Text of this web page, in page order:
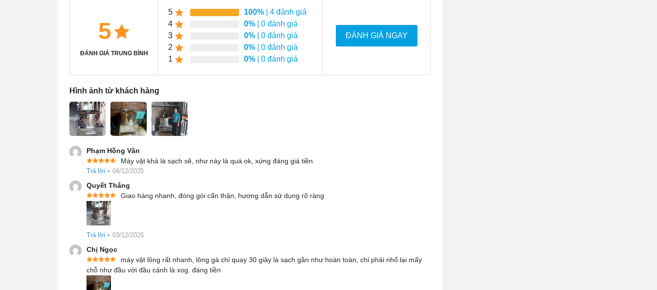
Phân loại Giá thành (VNĐ)
Chỉ từ 5.940.000
55cm
60cm
68cm Chỉ từ 8.100.000
80cm
2. Đầu tư máy đánh lông gà vịt mini nhận được lợi ích gì?
Vì sao máy đánh lông gà vịt mini được xem là lựa chọn số 1 dành cho các cơ sở kinh doanh? 4 lợi ích
dưới đây của sản phẩm sẽ là câu trả lời dành cho bạn.
2.1 Cải thiện đáng kể năng suất làm lông
5
ĐÁNH GIÁ TRUNG BÌNH
5 100% | 4 đánh giá
4
0% | 0 đánh giá
3
0% | 0 đánh giá
2
0% | 0 đánh giá
1
0% | 0 đánh giá
ĐÁNH GIÁ NGAY
Hình ảnh từ khách hàng
Phạm Hồng Vân
Máy vặt khá là sạch sẽ, như này là quá ok, xứng đáng giá tiền
Trả lời • 04/12/2025
Quyết Thắng
Giao hàng nhanh, đóng gói cẩn thận, hương dẫn sử dụng rõ ràng
Trả lời • 03/12/2025
Chị Ngọc
máy vặt lông rất nhanh, lông gà chỉ quay 30 giây là sạch gần như hoàn toàn, chỉ phải nhổ lại mấy
chỗ như đầu với đầu cánh là xog. đáng tiền